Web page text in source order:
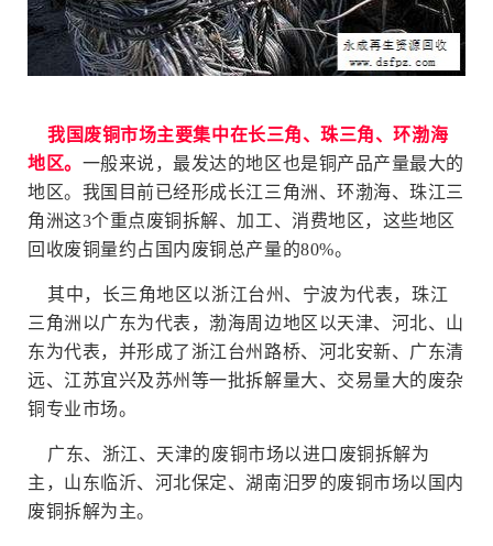
我国废铜市场主要集中在长三角、珠三角、环渤海
地区。 一般来说，最发达的地区也是铜产品产量最大的
地区。我国目前已经形成长江三角洲、环渤海、珠江三
角洲这3个重点废铜拆解、加工、消费地区，这些地区
回收废铜量约占国内废铜总产量的80%。
其中，长三角地区以浙江台州、宁波为代表，珠江
三角洲 以广东为代表，渤海周边地区以天津、河北、山
东为代表，并形成了浙江台州路桥、河北安新、广东清
远、江苏宜兴及苏州等一批拆解量大、交易量大的废杂
铜专业市场。
广东、浙江、天津的废铜市场以进口废铜拆解为
主，山东临沂、河北保定、湖南汨罗的废铜市场以国内
废铜拆解为主。